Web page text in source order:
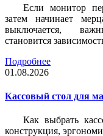
Если монитор
затем начинает
выключается,
становится
Подробнее
01.08.2026
Кассовый стол для
Как выбрать
конструкция,